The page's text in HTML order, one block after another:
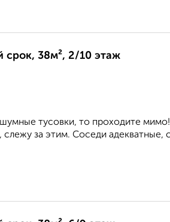
срок, 38м², 2/10 этаж
шумные тусовки, то проходите
слежу за этим. Соседи адекватные,